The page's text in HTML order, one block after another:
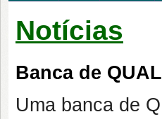
Notícias
Banca de
Uma banca de